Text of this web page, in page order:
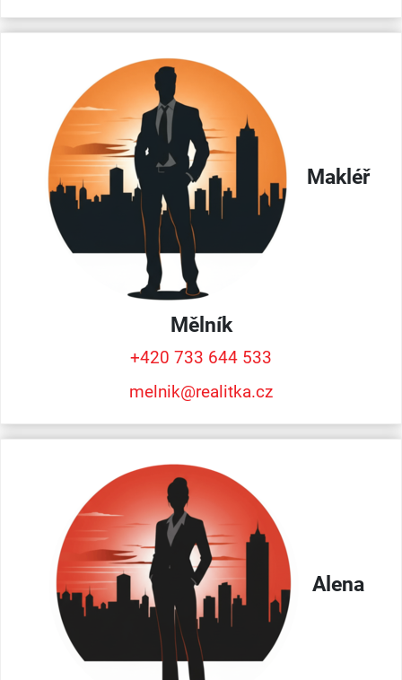
Makléř
Mělník
+420 733 644 533
melnik@realitka.cz
Alena